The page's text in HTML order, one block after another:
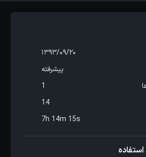
00:57:17
00:28:27
1393/09/20
پیشرفته
1
14
7h 14m 15s